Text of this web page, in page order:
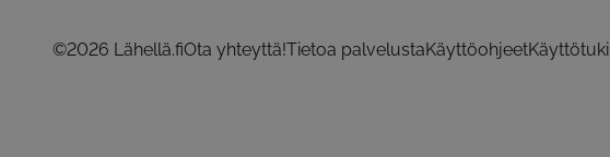
©2026 Lähellä.fiOta yhteyttä!Tietoa palvelustaKäyttöohjeetKäyttötuki